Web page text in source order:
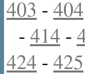
403 - 404
- 414 -
424 - 425